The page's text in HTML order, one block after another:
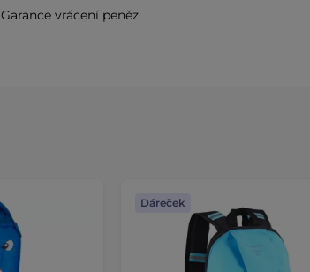
Garance vrácení peněz
Dáreček